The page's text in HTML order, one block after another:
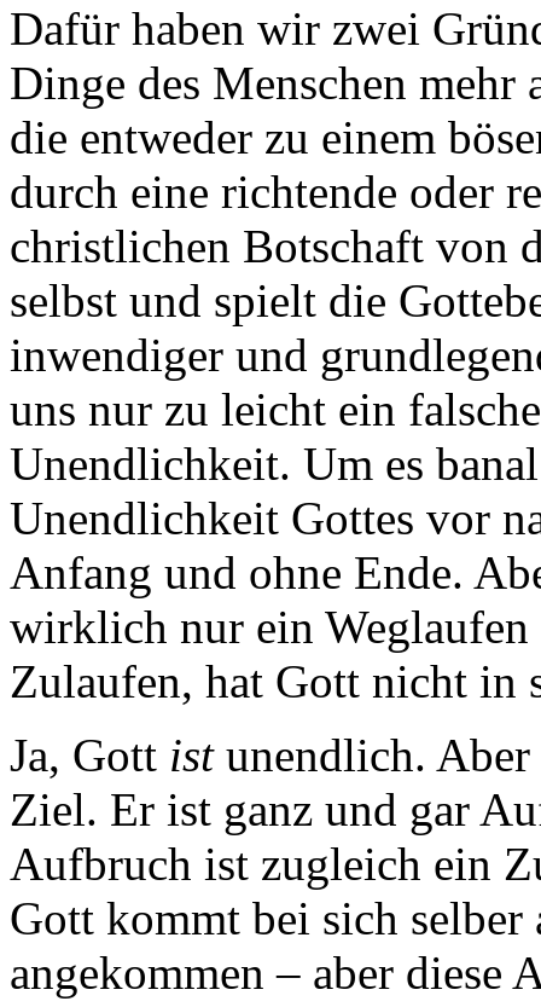
Dafür haben wir zwei
Dinge des Menschen
die entweder zu einem
durch eine richtende oder
christlichen Botschaft von
selbst und spielt die
inwendiger und
uns nur zu leicht ein
Unendlichkeit. Um es
Unendlichkeit Gottes vor
Anfang und ohne Ende.
wirklich nur ein
Zulaufen, hat Gott nicht in
Ja, Gott istunendlich. Aber
Ziel. Er ist ganz und gar
Aufbruch ist zugleich ein
Gott kommt bei sich selber
angekommen – aber diese